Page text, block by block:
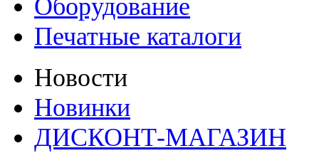
Оборудование
Печатные каталоги
Новости
Новинки
ДИСКОНТ-МАГАЗИН